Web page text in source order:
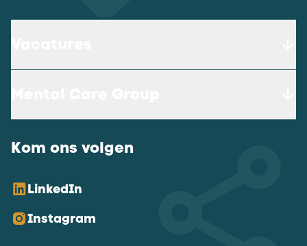
Kom ons volgen
LinkedIn
Instagram